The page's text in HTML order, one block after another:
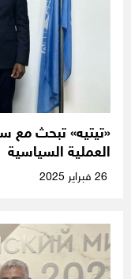
«تيتيه» تبحث مع
العملية السياسية